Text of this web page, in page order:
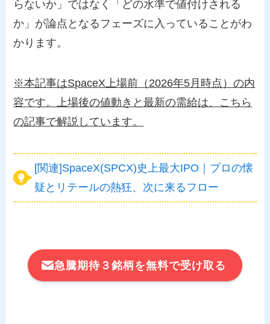
らないか」ではなく「どの水準で値付けされる
か」が論点となるフェーズに入っていることがわ
かります。
※本記事はSpaceX上場前（2026年5月時点）の内
容です。上場後の値動きと最新の需給は、こちら
の記事で解説しています。
[関連]SpaceX(SPCX)史上最大IPO｜プロの懐
疑とリテールの熱狂、次に来るフロー
急騰期待３銘柄を無料で受け取る